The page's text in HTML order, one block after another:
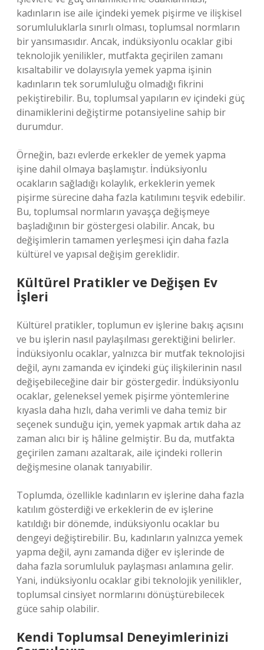
kadınların ise aile içindeki yemek pişirme ve ilişkisel
sorumluluklarla sınırlı olması, toplumsal normların
bir yansımasıdır. Ancak, indüksiyonlu ocaklar gibi
teknolojik yenilikler, mutfakta geçirilen zamanı
kısaltabilir ve dolayısıyla yemek yapma işinin
kadınların tek sorumluluğu olmadığı fikrini
pekiştirebilir. Bu, toplumsal yapıların ev içindeki güç
dinamiklerini değiştirme potansiyeline sahip bir
durumdur.
Örneğin, bazı evlerde erkekler de yemek yapma
işine dahil olmaya başlamıştır. İndüksiyonlu
ocakların sağladığı kolaylık, erkeklerin yemek
pişirme sürecine daha fazla katılımını teşvik edebilir.
Bu, toplumsal normların yavaşça değişmeye
başladığının bir göstergesi olabilir. Ancak, bu
değişimlerin tamamen yerleşmesi için daha fazla
kültürel ve yapısal değişim gereklidir.
Kültürel Pratikler ve Değişen Ev
İşleri
Kültürel pratikler, toplumun ev işlerine bakış açısını
ve bu işlerin nasıl paylaşılması gerektiğini belirler.
İndüksiyonlu ocaklar, yalnızca bir mutfak teknolojisi
değil, aynı zamanda ev içindeki güç ilişkilerinin nasıl
değişebileceğine dair bir göstergedir. İndüksiyonlu
ocaklar, geleneksel yemek pişirme yöntemlerine
kıyasla daha hızlı, daha verimli ve daha temiz bir
seçenek sunduğu için, yemek yapmak artık daha az
zaman alıcı bir iş hâline gelmiştir. Bu da, mutfakta
geçirilen zamanı azaltarak, aile içindeki rollerin
değişmesine olanak tanıyabilir.
Toplumda, özellikle kadınların ev işlerine daha fazla
katılım gösterdiği ve erkeklerin de ev işlerine
katıldığı bir dönemde, indüksiyonlu ocaklar bu
dengeyi değiştirebilir. Bu, kadınların yalnızca yemek
yapma değil, aynı zamanda diğer ev işlerinde de
daha fazla sorumluluk paylaşması anlamına gelir.
Yani, indüksiyonlu ocaklar gibi teknolojik yenilikler,
toplumsal cinsiyet normlarını dönüştürebilecek
güce sahip olabilir.
Kendi Toplumsal Deneyimlerinizi